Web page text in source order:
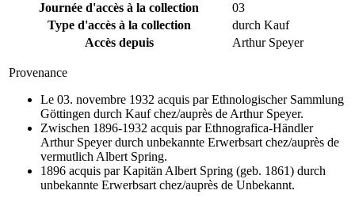
Journée d'accès à la collection
03
Type d'accès à la collection
durch Kauf
Accès depuis
Arthur Speyer
Provenance
Le 03. novembre 1932 acquis par Ethnologischer Sammlung
Göttingen durch Kauf chez/auprès de Arthur Speyer.
Zwischen 1896-1932 acquis par Ethnografica-Händler
Arthur Speyer durch unbekannte Erwerbsart chez/auprès de
vermutlich Albert Spring.
1896 acquis par Kapitän Albert Spring (geb. 1861) durch
unbekannte Erwerbsart chez/auprès de Unbekannt.